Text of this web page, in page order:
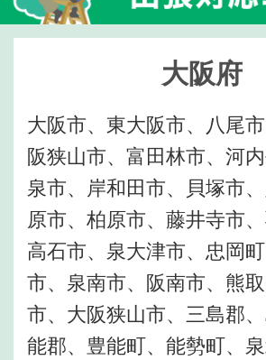
大阪府
大阪市、東大阪市、八尾
阪狭山市、富田林市、河
泉市、岸和田市、貝塚市
原市、柏原市、藤井寺市、
高石市、泉大津市、忠岡
市、泉南市、阪南市、熊
市、大阪狭山市、三島郡
能郡、豊能町、能勢町、